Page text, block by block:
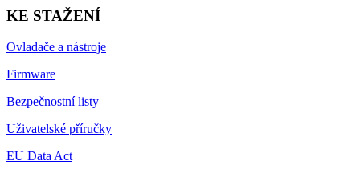
KE STAŽENÍ
Ovladače a nástroje
Firmware
Bezpečnostní listy
Uživatelské příručky
EU Data Act